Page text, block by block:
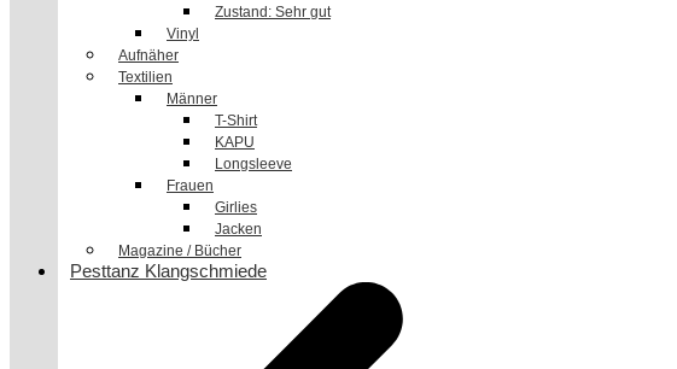
Zustand: Sehr gut
Vinyl
Aufnäher
Textilien
Männer
T-Shirt
KAPU
Longsleeve
Frauen
Girlies
Jacken
Magazine / Bücher
Pesttanz Klangschmiede